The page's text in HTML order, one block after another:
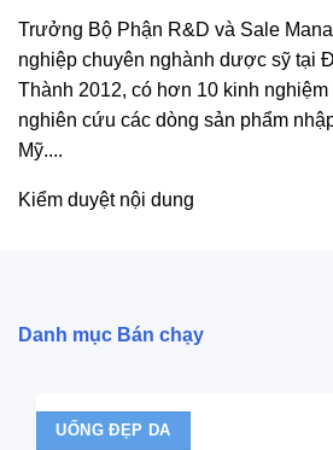
Trưởng Bộ Phận R&D và Sale
nghiệp chuyên nghành dược sỹ tại
Thành 2012, có hơn 10 kinh
nghiên cứu các dòng sản phẩm
Mỹ....
Kiểm duyệt nội dung
Danh mục Bán chạy
UỐNG ĐẸP DA